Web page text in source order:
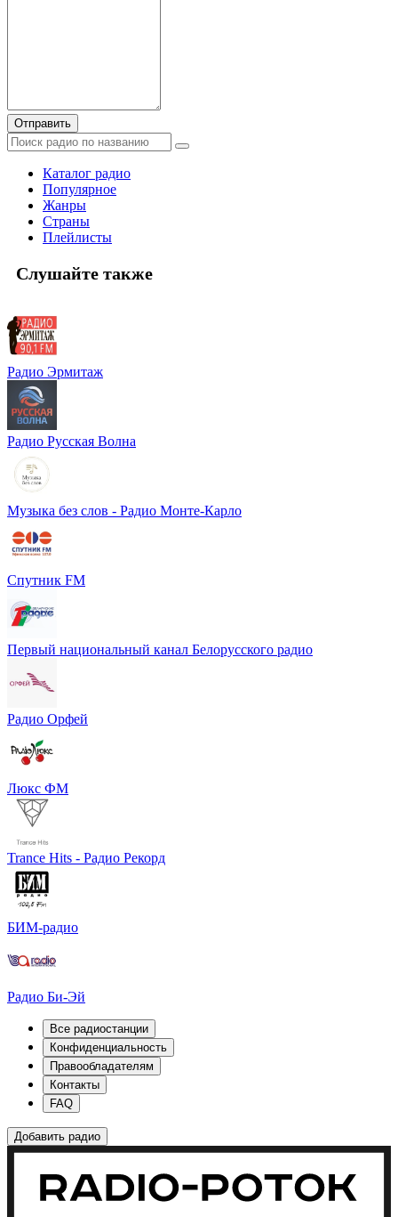
Отправить
Каталог радио
Популярное
Жанры
Страны
Плейлисты
Слушайте также
Радио Эрмитаж
Радио Русская Волна
Музыка без слов - Радио Монте-Карло
Спутник FM
Первый национальный канал Белорусского радио
Радио Орфей
Люкс ФМ
Trance Hits - Радио Рекорд
БИМ-радио
Радио Би-Эй
Все радиостанции
Конфиденциальность
Правообладателям
Контакты
FAQ
Добавить радио